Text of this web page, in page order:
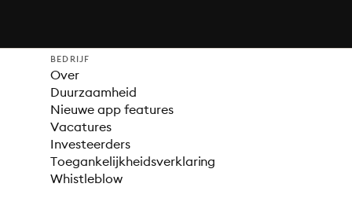
BEDRIJF
Over
Duurzaamheid
Nieuwe app features
Vacatures
Investeerders
Toegankelijkheidsverklaring
Whistleblow